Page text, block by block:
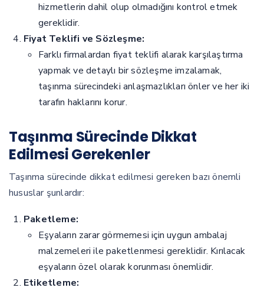
hizmetlerin dahil olup olmadığını kontrol etmek
gereklidir.
Fiyat Teklifi ve Sözleşme:
Farklı firmalardan fiyat teklifi alarak karşılaştırma
yapmak ve detaylı bir sözleşme imzalamak,
taşınma sürecindeki anlaşmazlıkları önler ve her iki
tarafın haklarını korur.
Taşınma Sürecinde Dikkat
Edilmesi Gerekenler
Taşınma sürecinde dikkat edilmesi gereken bazı önemli
hususlar şunlardır:
Paketleme:
Eşyaların zarar görmemesi için uygun ambalaj
malzemeleri ile paketlenmesi gereklidir. Kırılacak
eşyaların özel olarak korunması önemlidir.
Etiketleme: